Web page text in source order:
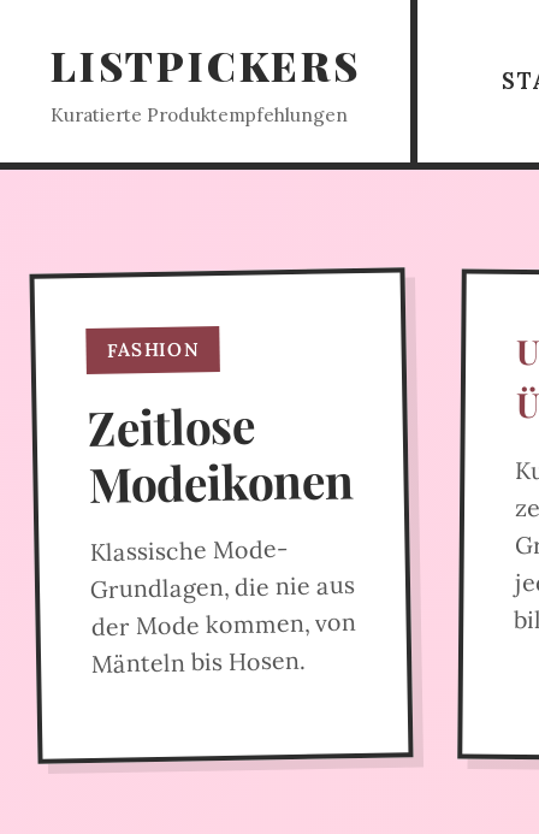
LISTPICKERS
Kuratierte Produktempfehlungen
FASHION
Zeitlose
Modeikonen
Klassische Mode-
Grundlagen, die nie aus
der Mode kommen, von
Mänteln bis Hosen.